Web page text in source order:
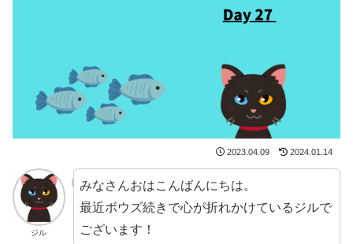
2023.04.09 2024.01.14
ジル
みなさんおはこんばんにちは。
最近ボウズ続きで心が折れかけているジルで
ございます！